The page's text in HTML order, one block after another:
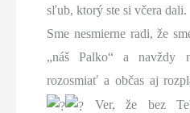
sľub, ktorý ste si včera dali.
Sme nesmierne radi, že
„náš Palko“ a navždy
rozosmiať a občas aj
Ver, že bez